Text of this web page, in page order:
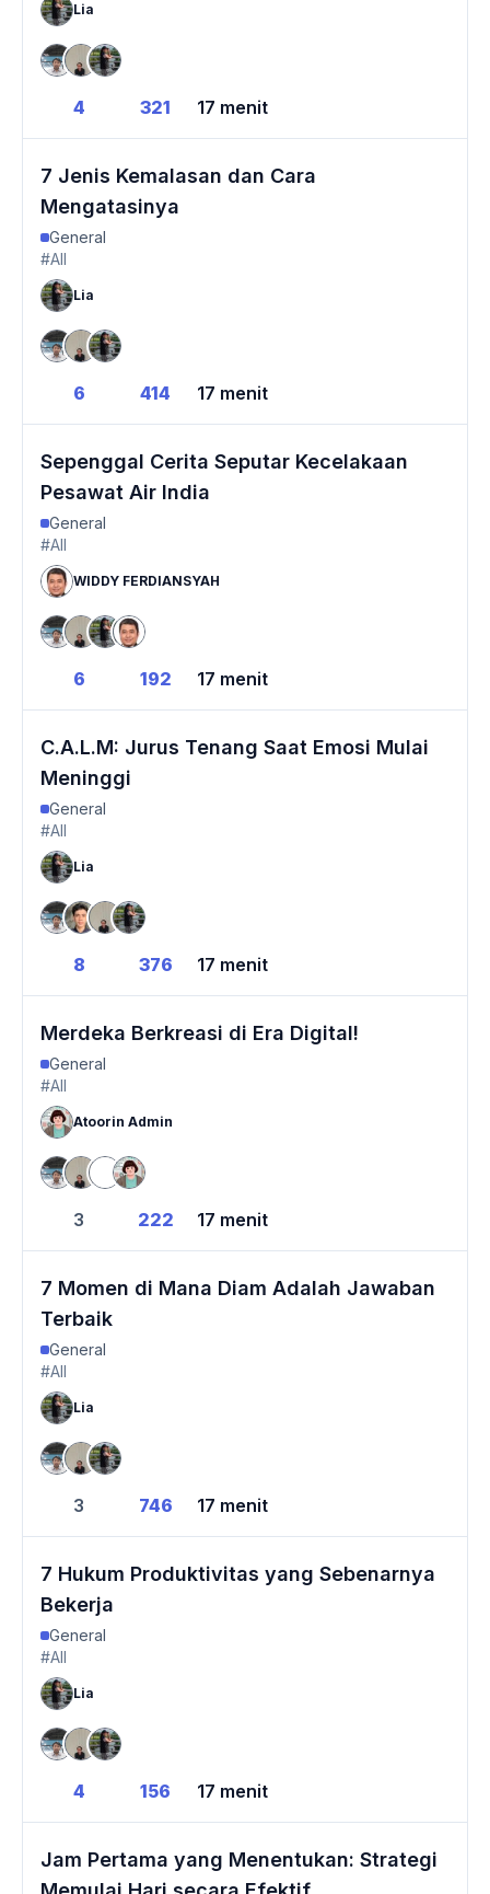
Lia
4 321 17 menit
7 Jenis Kemalasan dan Cara
Mengatasinya
General
#All
Lia
6 414 17 menit
Sepenggal Cerita Seputar Kecelakaan
Pesawat Air India
General
#All
WIDDY FERDIANSYAH
6 192 17 menit
C.A.L.M: Jurus Tenang Saat Emosi Mulai
Meninggi
General
#All
Lia
8 376 17 menit
Merdeka Berkreasi di Era Digital!
General
#All
Atoorin Admin
3 222 17 menit
7 Momen di Mana Diam Adalah Jawaban
Terbaik
General
#All
Lia
3 746 17 menit
7 Hukum Produktivitas yang Sebenarnya
Bekerja
General
#All
Lia
4 156 17 menit
Jam Pertama yang Menentukan: Strategi